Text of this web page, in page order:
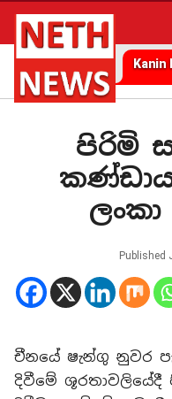
Kanin
පිරිමි
Published
චීනයේ ෂැන්ගු නුවර
දිවීමේ ශූරතාවලියේදී